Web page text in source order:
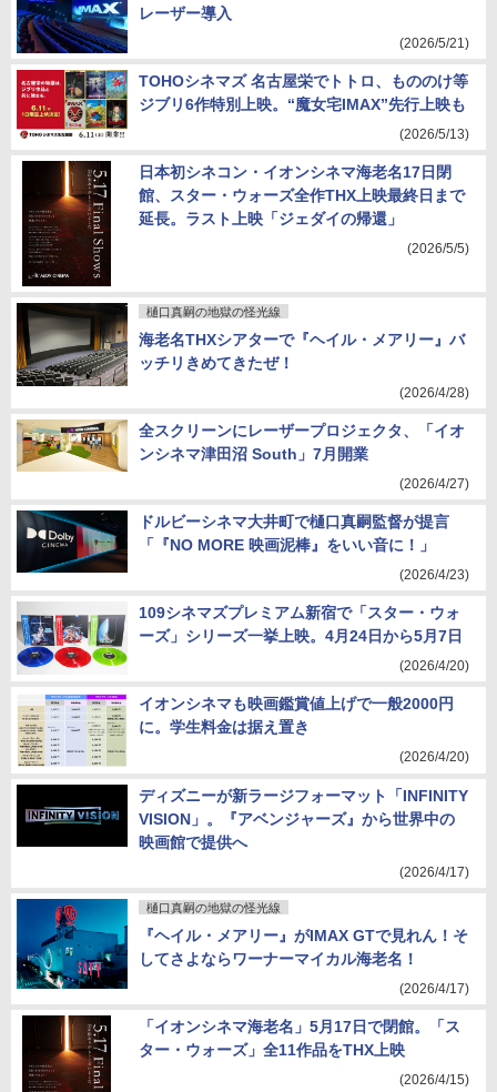
レーザー導入
(2026/5/21)
TOHOシネマズ 名古屋栄でトトロ、もののけ等
ジブリ6作特別上映。“魔女宅IMAX”先行上映も
(2026/5/13)
日本初シネコン・イオンシネマ海老名17日閉
館、スター・ウォーズ全作THX上映最終日まで
延長。ラスト上映「ジェダイの帰還」
(2026/5/5)
樋口真嗣の地獄の怪光線
海老名THXシアターで『ヘイル・メアリー』バ
ッチリきめてきたぜ！
(2026/4/28)
全スクリーンにレーザープロジェクタ、「イオ
ンシネマ津田沼 South」7月開業
(2026/4/27)
ドルビーシネマ大井町で樋口真嗣監督が提言
「『NO MORE 映画泥棒』をいい音に！」
(2026/4/23)
109シネマズプレミアム新宿で「スター・ウォ
ーズ」シリーズ一挙上映。4月24日から5月7日
(2026/4/20)
イオンシネマも映画鑑賞値上げで一般2000円
に。学生料金は据え置き
(2026/4/20)
ディズニーが新ラージフォーマット「INFINITY
VISION」。『アベンジャーズ』から世界中の
映画館で提供へ
(2026/4/17)
樋口真嗣の地獄の怪光線
『ヘイル・メアリー』がIMAX GTで見れん！そ
してさよならワーナーマイカル海老名！
(2026/4/17)
「イオンシネマ海老名」5月17日で閉館。「ス
ター・ウォーズ」全11作品をTHX上映
(2026/4/15)